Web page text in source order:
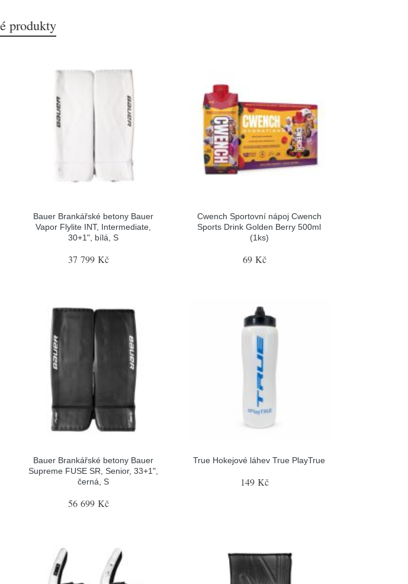
produkty
Bauer Brankářské betony Bauer
Vapor Flylite INT, Intermediate,
30+1", bílá, S
37 799 Kč
Cwench Sportovní nápoj Cwench
Sports Drink Golden Berry 500ml
(1ks)
69 Kč
Bauer Brankářské betony Bauer
Supreme FUSE SR, Senior, 33+1",
černá, S
56 699 Kč
True Hokejové láhev True PlayTrue
149 Kč